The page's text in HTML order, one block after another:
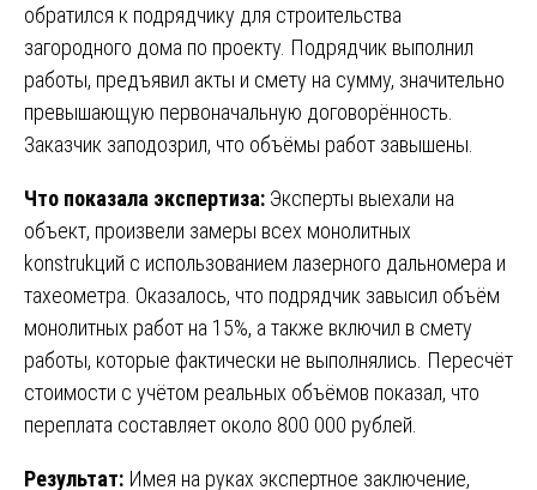
обратился к подрядчику для строительства
загородного дома по проекту. Подрядчик выполнил
работы, предъявил акты и смету на сумму, значительно
превышающую первоначальную договорённость.
Заказчик заподозрил, что объёмы работ завышены.
Что показала экспертиза: Эксперты выехали на
объект, произвели замеры всех монолитных
konstrukций с использованием лазерного дальномера и
тахеометра. Оказалось, что подрядчик завысил объём
монолитных работ на 15%, а также включил в смету
работы, которые фактически не выполнялись. Пересчёт
стоимости с учётом реальных объёмов показал, что
переплата составляет около 800 000 рублей.
Результат: Имея на руках экспертное заключение,